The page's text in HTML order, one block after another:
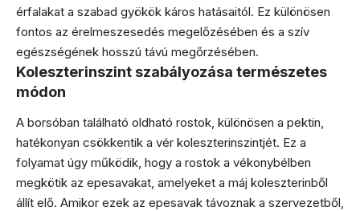
érfalakat a szabad gyökök káros hatásaitól. Ez különösen
fontos az érelmeszesedés megelőzésében és a szív
egészségének hosszú távú megőrzésében.
Koleszterinszint szabályozása természetes
módon
A borsóban található oldható rostok, különösen a pektin,
hatékonyan csökkentik a vér koleszterinszintjét. Ez a
folyamat úgy működik, hogy a rostok a vékonybélben
megkötik az epesavakat, amelyeket a máj koleszterinből
állít elő. Amikor ezek az epesavak távoznak a szervezetből,